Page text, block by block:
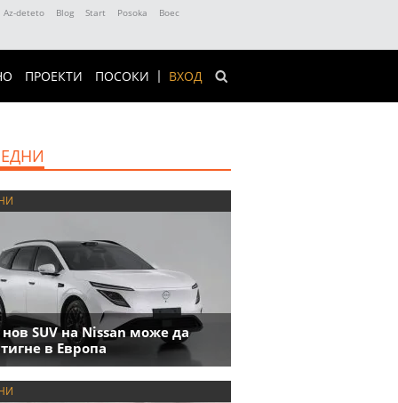
Az-deteto Blog Start Posoka
Boec
ВХОД
ПРОЕКТИ ПОСОКИ
SUV на Nissan може да
в Европа